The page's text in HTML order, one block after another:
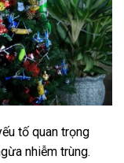
tố quan trọng
nhiễm trùng.